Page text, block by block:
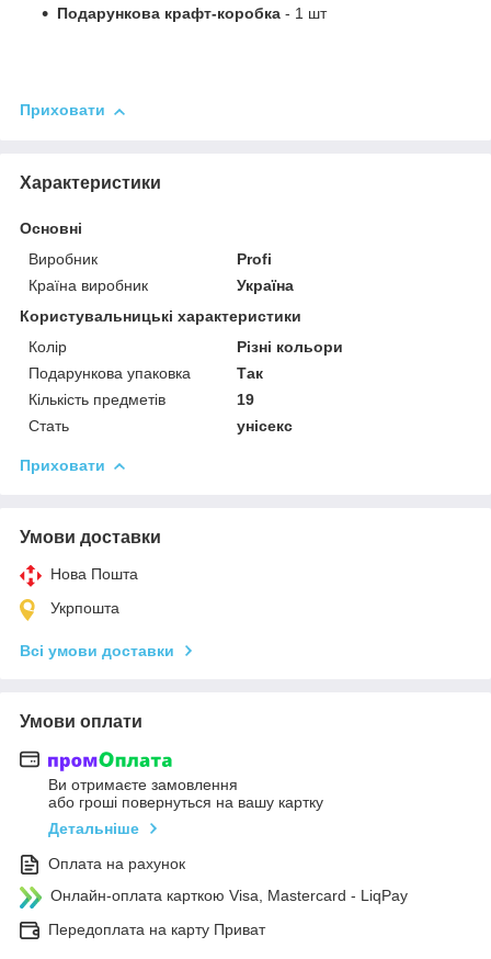
Подарункова крафт-коробка - 1 шт
Приховати
Характеристики
Основні
Виробник
Profi
Країна виробник
Україна
Користувальницькі характеристики
Колір
Різні кольори
Подарункова упаковка
Так
Кількість предметів
19
Стать
унісекс
Приховати
Умови доставки
Нова Пошта
Укрпошта
Всі умови доставки
Умови оплати
Ви отримаєте замовлення
або гроші повернуться на вашу картку
Детальніше
Оплата на рахунок
Онлайн-оплата карткою Visa, Mastercard - LiqPay
Передоплата на карту Приват